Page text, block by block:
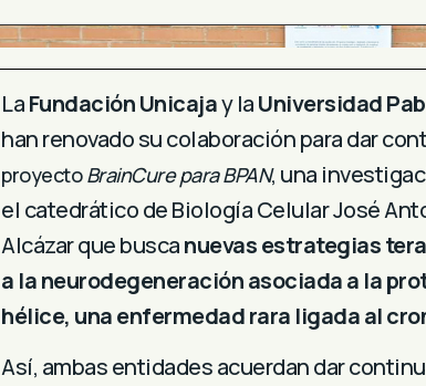
LaFundación Unicajay laUniversidad
han renovado su colaboración para dar
proyectoBrainCure para BPAN, una
el catedrático de Biología Celular José
Alcázar que buscanuevas estrategias
a la neurodegeneración asociada a la
hélice, una enfermedad rara ligada al
Así, ambas entidades acuerdan dar